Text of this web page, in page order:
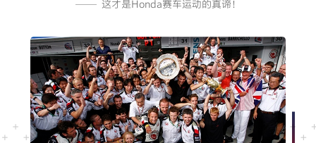
这才是Honda赛车运动的真谛！